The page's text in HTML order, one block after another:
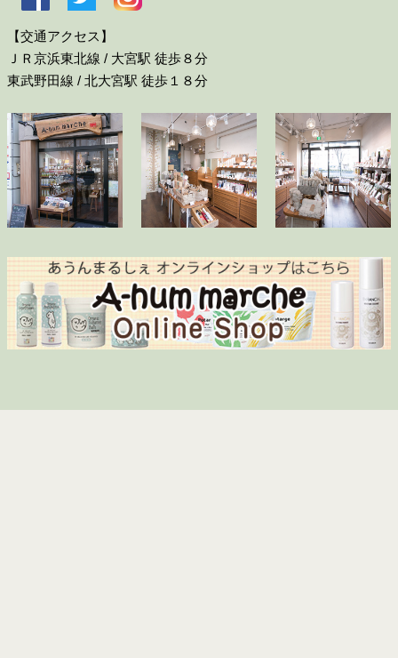
【交通アクセス】
ＪＲ京浜東北線 / 大宮駅 徒歩８分
東武野田線 / 北大宮駅 徒歩１８分